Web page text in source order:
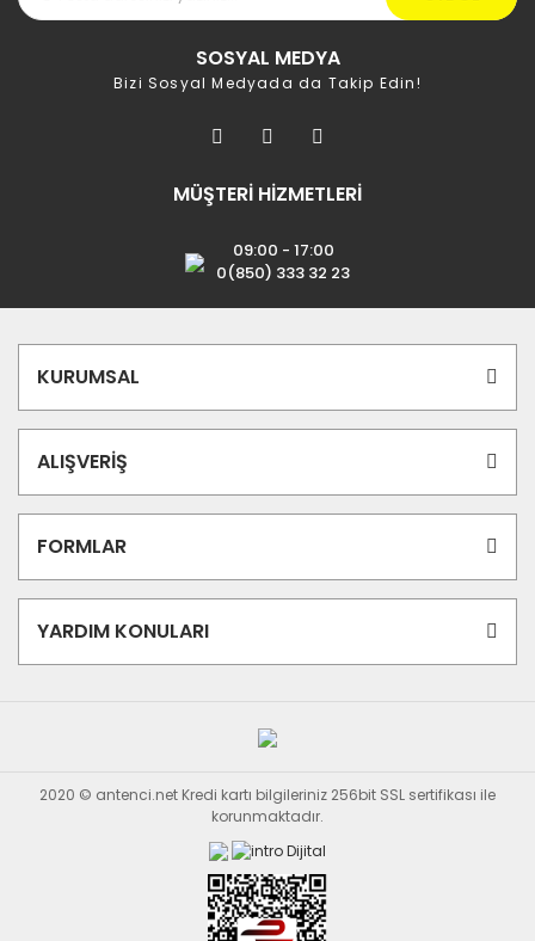
SOSYAL MEDYA
Bizi Sosyal Medyada da Takip Edin!
MÜŞTERİ HİZMETLERİ
09:00 - 17:00
0(850) 333 32 23
KURUMSAL
ALIŞVERİŞ
FORMLAR
YARDIM KONULARI
2020 © antenci.net Kredi kartı bilgileriniz 256bit SSL sertifikası ile
korunmaktadır.